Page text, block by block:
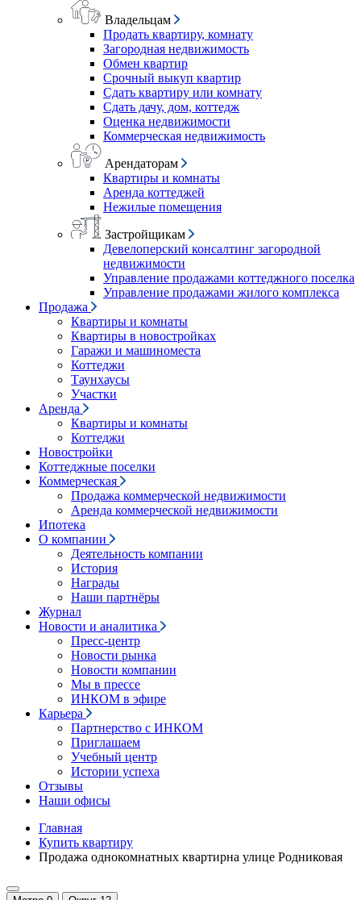
Владельцам
Продать квартиру, комнату
Загородная недвижимость
Обмен квартир
Срочный выкуп квартир
Сдать квартиру или комнату
Сдать дачу, дом, коттедж
Оценка недвижимости
Коммерческая недвижимость
Арендаторам
Квартиры и комнаты
Аренда коттеджей
Нежилые помещения
Застройщикам
Девелоперский консалтинг загородной
недвижимости
Управление продажами коттеджного поселка
Управление продажами жилого комплекса
Продажа
Квартиры и комнаты
Квартиры в новостройках
Гаражи и машиноместа
Коттеджи
Таунхаусы
Участки
Аренда
Квартиры и комнаты
Коттеджи
Новостройки
Коттеджные поселки
Коммерческая
Продажа коммерческой недвижимости
Аренда коммерческой недвижимости
Ипотека
О компании
Деятельность компании
История
Награды
Наши партнёры
Журнал
Новости и аналитика
Пресс-центр
Новости рынка
Новости компании
Мы в прессе
ИНКОМ в эфире
Карьера
Партнерство с ИНКОМ
Приглашаем
Учебный центр
Истории успеха
Отзывы
Наши офисы
Главная
Купить квартиру
Продажа однокомнатных квартирна улице Родниковая